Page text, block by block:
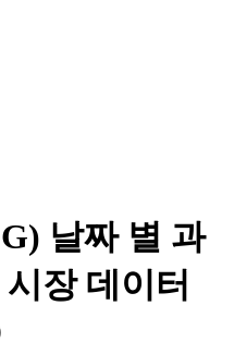
날짜 별 과
장 데이터